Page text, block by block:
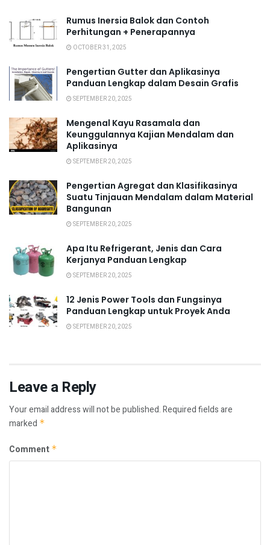
Rumus Inersia Balok dan Contoh
Perhitungan + Penerapannya
OCTOBER 31, 2025
Pengertian Gutter dan Aplikasinya
Panduan Lengkap dalam Desain Grafis
SEPTEMBER 20, 2025
Mengenal Kayu Rasamala dan
Keunggulannya Kajian Mendalam dan
Aplikasinya
SEPTEMBER 20, 2025
Pengertian Agregat dan Klasifikasinya
Suatu Tinjauan Mendalam dalam Material
Bangunan
SEPTEMBER 20, 2025
Apa Itu Refrigerant, Jenis dan Cara
Kerjanya Panduan Lengkap
SEPTEMBER 20, 2025
12 Jenis Power Tools dan Fungsinya
Panduan Lengkap untuk Proyek Anda
SEPTEMBER 20, 2025
Leave a Reply
Your email address will not be published.Required fields are
marked *
Comment *